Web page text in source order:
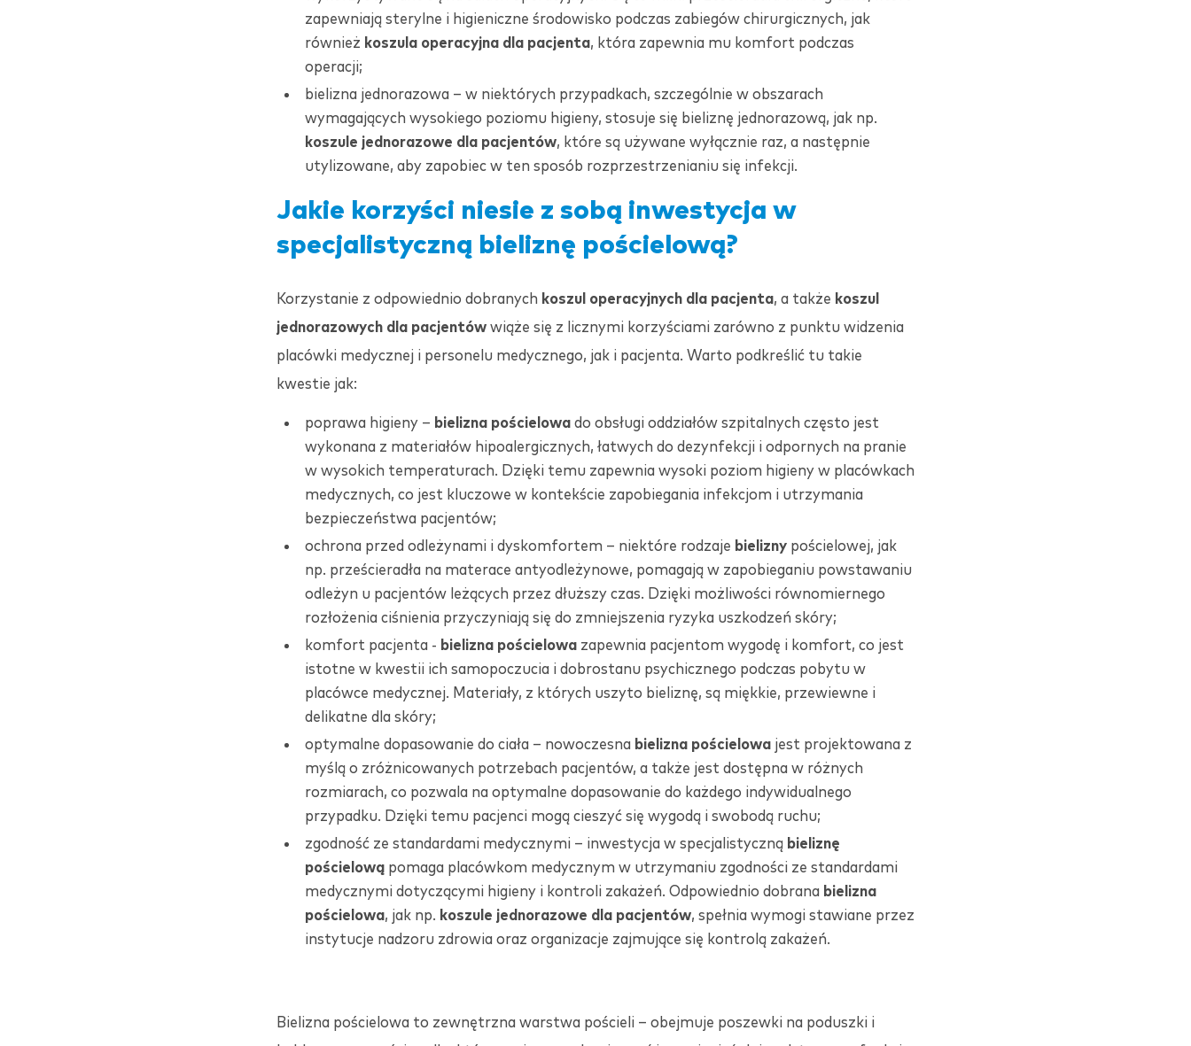
zapewniają sterylne i higieniczne środowisko podczas zabiegów chirurgicznych, jak
również koszula operacyjna dla pacjenta, która zapewnia mu komfort podczas
operacji;
bielizna jednorazowa – w niektórych przypadkach, szczególnie w obszarach
wymagających wysokiego poziomu higieny, stosuje się bieliznę jednorazową, jak np.
koszule jednorazowe dla pacjentów, które są używane wyłącznie raz, a następnie
utylizowane, aby zapobiec w ten sposób rozprzestrzenianiu się infekcji.
Jakie korzyści niesie z sobą inwestycja w
specjalistyczną bieliznę pościelową?
Korzystanie z odpowiednio dobranych koszul operacyjnych dla pacjenta, a także koszul
jednorazowych dla pacjentów wiąże się z licznymi korzyściami zarówno z punktu widzenia
placówki medycznej i personelu medycznego, jak i pacjenta. Warto podkreślić tu takie
kwestie jak:
poprawa higieny – bielizna pościelowa do obsługi oddziałów szpitalnych często jest
wykonana z materiałów hipoalergicznych, łatwych do dezynfekcji i odpornych na pranie
w wysokich temperaturach. Dzięki temu zapewnia wysoki poziom higieny w placówkach
medycznych, co jest kluczowe w kontekście zapobiegania infekcjom i utrzymania
bezpieczeństwa pacjentów;
ochrona przed odleżynami i dyskomfortem – niektóre rodzaje bielizny pościelowej, jak
np. prześcieradła na materace antyodleżynowe, pomagają w zapobieganiu powstawaniu
odleżyn u pacjentów leżących przez dłuższy czas. Dzięki możliwości równomiernego
rozłożenia ciśnienia przyczyniają się do zmniejszenia ryzyka uszkodzeń skóry;
komfort pacjenta - bielizna pościelowa zapewnia pacjentom wygodę i komfort, co jest
istotne w kwestii ich samopoczucia i dobrostanu psychicznego podczas pobytu w
placówce medycznej. Materiały, z których uszyto bieliznę, są miękkie, przewiewne i
delikatne dla skóry;
optymalne dopasowanie do ciała – nowoczesna bielizna pościelowa jest projektowana z
myślą o zróżnicowanych potrzebach pacjentów, a także jest dostępna w różnych
rozmiarach, co pozwala na optymalne dopasowanie do każdego indywidualnego
przypadku. Dzięki temu pacjenci mogą cieszyć się wygodą i swobodą ruchu;
zgodność ze standardami medycznymi – inwestycja w specjalistyczną bieliznę
pościelową pomaga placówkom medycznym w utrzymaniu zgodności ze standardami
medycznymi dotyczącymi higieny i kontroli zakażeń. Odpowiednio dobrana bielizna
pościelowa, jak np. koszule jednorazowe dla pacjentów, spełnia wymogi stawiane przez
instytucje nadzoru zdrowia oraz organizacje zajmujące się kontrolą zakażeń.
Bielizna pościelowa to zewnętrzna warstwa pościeli – obejmuje poszewki na poduszki i